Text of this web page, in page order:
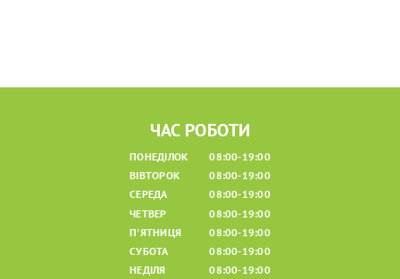
ЧАС РОБОТИ
ПОНЕДІЛОК
08:00-19:00
ВІВТОРОК
08:00-19:00
СЕРЕДА
08:00-19:00
ЧЕТВЕР
08:00-19:00
П'ЯТНИЦЯ
08:00-19:00
СУБОТА
08:00-19:00
НЕДІЛЯ
08:00-19:00